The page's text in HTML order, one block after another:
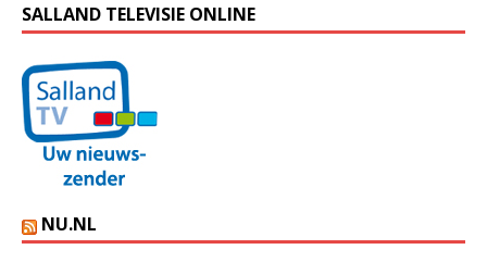
SALLAND TELEVISIE ONLINE
NU.NL